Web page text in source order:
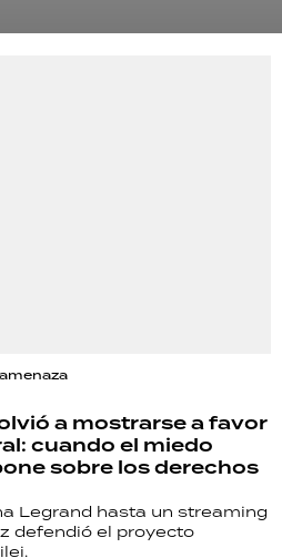
a mostrarse a favor
cuando el miedo
sobre los derechos
Legrand hasta un streaming
defendió el proyecto